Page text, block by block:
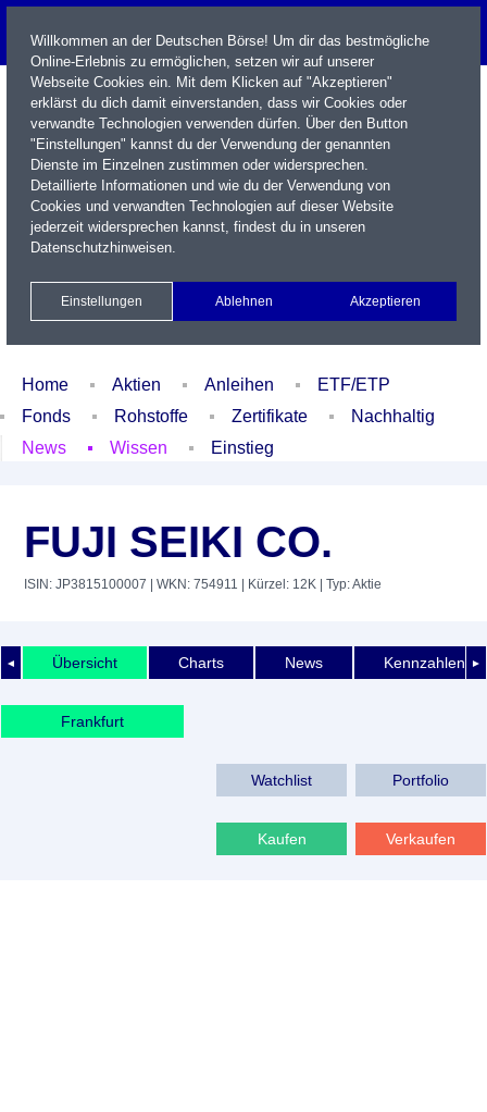
Name / WKN / ISIN / Kürzel
Xetra Realtime
Watchlist Portfolio Login
Home Aktien Anleihen
ETF/ETP
Fonds
Rohstoffe Zertifikate
Nachhaltig
News
Wissen Einstieg
FUJI SEIKI CO.
ISIN: JP3815100007 | WKN: 754911 | Kürzel: 12K | Typ: Aktie
◄ ►
Übersicht Charts News Kennzahlen
Frankfurt
Watchlist Portfolio
Kaufen Verkaufen
Willkommen an der Deutschen Börse! Um dir das bestmögliche
Online-Erlebnis zu ermöglichen, setzen wir auf unserer
Webseite Cookies ein. Mit dem Klicken auf "Akzeptieren"
erklärst du dich damit einverstanden, dass wir Cookies oder
verwandte Technologien verwenden dürfen. Über den Button
"Einstellungen" kannst du der Verwendung der genannten
Dienste im Einzelnen zustimmen oder widersprechen.
Detaillierte Informationen und wie du der Verwendung von
Cookies und verwandten Technologien auf dieser Website
jederzeit widersprechen kannst, findest du in unseren
Datenschutzhinweisen.
Einstellungen Ablehnen Akzeptieren